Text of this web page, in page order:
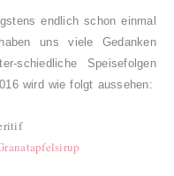
endlich schon einmal
uns viele Gedanken
schiedliche Speisefolgen
wird wie folgt aussehen: